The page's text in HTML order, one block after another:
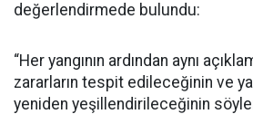
değerlendirmede bulundu:
“Her yangının ardından aynı
zararların tespit edileceğinin ve
yeniden yeşillendirileceğinin